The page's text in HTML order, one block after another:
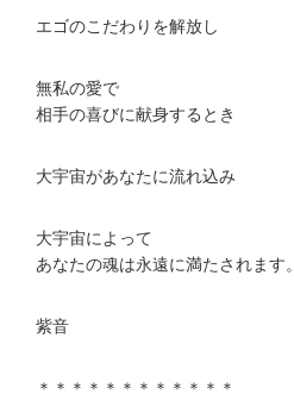
エゴのこだわりを解放し
無私の愛で
相手の喜びに献身するとき
大宇宙があなたに流れ込み
大宇宙によって
あなたの魂は永遠に満たされます。
紫音
＊＊＊＊＊＊＊＊＊＊＊＊